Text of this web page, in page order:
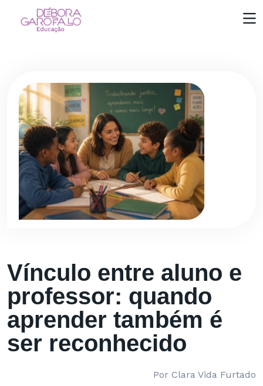
Vínculo entre aluno e
professor: quando
aprender também é
ser reconhecido
Por Clara Vida Furtado